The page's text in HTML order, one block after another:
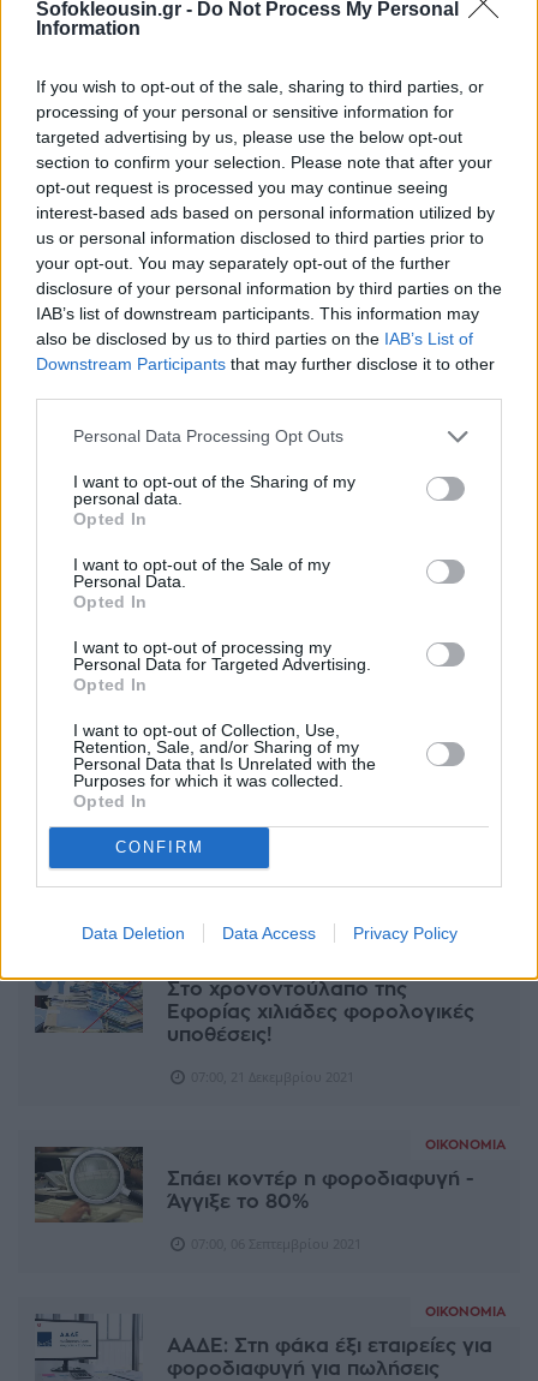
Sofokleousin.gr - Do Not Process My Personal
Information
If you wish to opt-out of the sale, sharing to third parties, or
processing of your personal or sensitive information for
targeted advertising by us, please use the below opt-out
section to confirm your selection. Please note that after your
opt-out request is processed you may continue seeing
interest-based ads based on personal information utilized by
us or personal information disclosed to third parties prior to
your opt-out. You may separately opt-out of the further
disclosure of your personal information by third parties on the
IAB’s list of downstream participants. This information may
also be disclosed by us to third parties on the IAB’s List of
Downstream Participants that may further disclose it to other
Personal Data Processing Opt Outs
I want to opt-out of the Sharing of my
personal data.
Opted In
I want to opt-out of the Sale of my
Personal Data.
Opted In
I want to opt-out of processing my
Personal Data for Targeted Advertising.
Opted In
I want to opt-out of Collection, Use,
Retention, Sale, and/or Sharing of my
Personal Data that Is Unrelated with the
Purposes for which it was collected.
Opted In
CONFIRM
Data Deletion Data Access Privacy Policy
καινα λαμβάνει γνώση οποιουδήποτε άλλου
βιβλίου, εγγράφου ή στοιχείου και κάθε
περιουσιακού στοιχείου
που βρίσκεται στην
επαγγελματική εγκατάσταση του επιτηδευματία ή
στο κατάστημα κάθε άλλου υπόχρεου.
Ετικέτες φοροδιαφυγή εφορία φορολογία ΑΑΔΕ
tweet
Ακολουθήστε το Sofokleousin.gr στο
Google News
και μάθετε πρώτοι όλες τις ειδήσεις
ΣΧΕΤΙΚΆ ΆΡΘΡΑ
Στο χρονοντούλαπο της
Εφορίας χιλιάδες φορολογικές
υποθέσεις!
ΟΙΚΟΝΟΜΊΑ
Σπάει κοντέρ η φοροδιαφυγή -
Άγγιξε το 80%
ΟΙΚΟΝΟΜΊΑ
ΑΑΔΕ: Στη φάκα έξι εταιρείες για
φοροδιαφυγή για πωλήσεις